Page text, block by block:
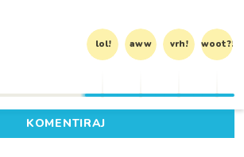
lol! aww vrh! woot?!
KOMENTIRAJ